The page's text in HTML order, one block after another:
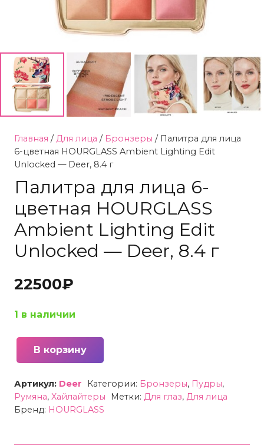
Главная / Для лица / Бронзеры / Палитра для лица
6-цветная HOURGLASS Ambient Lighting Edit
Unlocked — Deer, 8.4 г
Палитра для лица 6-
цветная HOURGLASS
Ambient Lighting Edit
Unlocked — Deer, 8.4 г
22500₽
1 в наличии
Количество
Палитра
для
В корзину
Артикул: Deer Категории: Бронзеры, Пудры,
Румяна, Хайлайтеры Метки: Для глаз, Для лица
Бренд: HOURGLASS